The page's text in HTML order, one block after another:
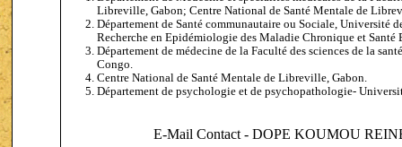
Libreville, Gabon; Centre National de Santé Mentale de
Département de Santé communautaire ou Sociale, Université
Recherche en Epidémiologie des Maladie Chronique et Santé
Département de médecine de la Faculté des sciences de la
Congo.
Centre National de Santé Mentale de Libreville, Gabon.
Département de psychologie et de psychopathologie-
E-Mail Contact - DOPE KOUMOU